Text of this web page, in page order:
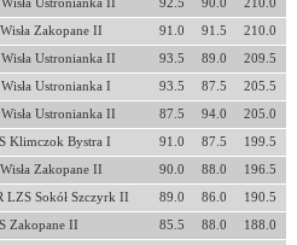
Ustronianka II 92.5 90.0 210.0
Zakopane II 91.0 91.5 210.0
Ustronianka II 93.5 89.0 209.5
Ustronianka I 93.5 87.5 205.5
Ustronianka II 87.5 94.0 205.0
Klimczok Bystra I 91.0 87.5 199.5
Zakopane II 90.0 88.0 196.5
LZS Sokół Szczyrk II 89.0 86.0 190.5
Zakopane II 85.5 88.0 188.0